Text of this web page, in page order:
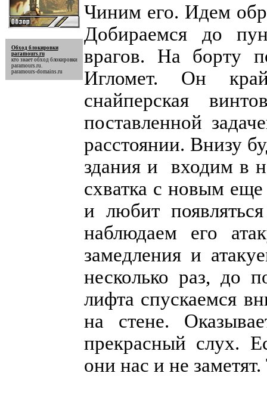
Обход блокировки
paramours.ru
кто знает обход блокировки
paramours.ru
paramours-domains.ru
Чиним его. Идем
Добираемся до
врагов. На борту
Игломет. Он
снайперская
поставленной
расстоянии. Внизу
здания и входим в
схватка с новым
и любит
наблюдаем его
замедления и
несколько раз, до
лифта спускаемся
на стене.
прекрасный слух.
они нас и не